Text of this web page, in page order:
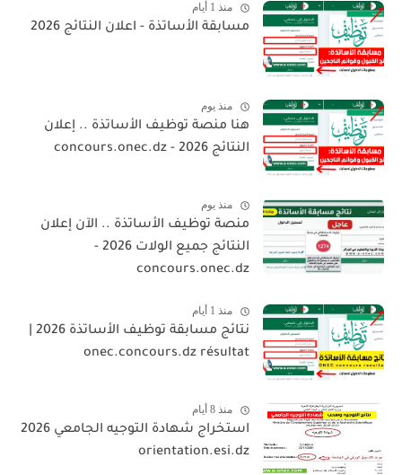
منذ 1 أيام
مسابقة الأساتذة - اعلان النتائج 2026
منذ يوم
هنا منصة توظيف الأساتذة .. إعلان
النتائج 2026 - concours.onec.dz
منذ يوم
منصة توظيف الأساتذة .. الآن إعلان
النتائج جميع الولات 2026 -
concours.onec.dz
منذ 1 أيام
نتائج مسابقة توظيف الأساتذة 2026 |
onec.concours.dz résultat
منذ 8 أيام
استخراج شهادة التوجيه الجامعي 2026
orientation.esi.dz